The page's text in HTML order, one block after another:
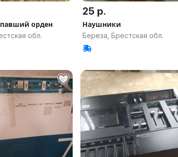
павший орден
обл.
25 р.
Наушники
Береза, Брестская обл.